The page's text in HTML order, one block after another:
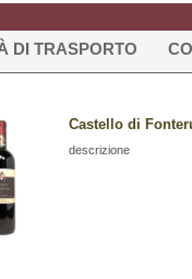
DI TRASPORTO
Castello di
descrizione